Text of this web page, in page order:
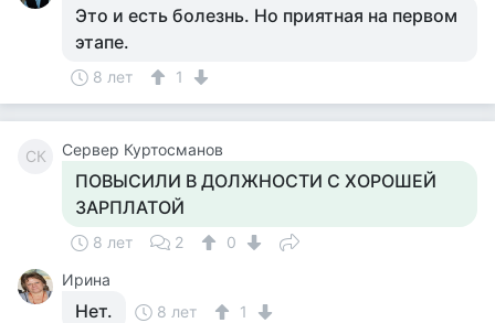
Это и есть болезнь. Но приятная на первом
этапе.
8 лет 1
СК Сервер Куртосманов
ПОВЫСИЛИ В ДОЛЖНОСТИ С ХОРОШЕЙ
ЗАРПЛАТОЙ
8 лет 2
0
Ирина
Нет. 8 лет 1